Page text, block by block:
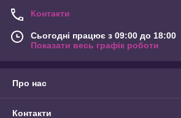
Контакти
Сьогодні працює з 09:00 до 18:00
Показати весь графік роботи
Про нас
Контакти